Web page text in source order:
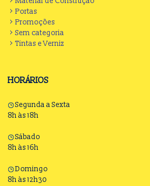
Portas
Promoções
Sem categoria
Tintas e Verniz
HORÁRIOS
Segunda a Sexta
8h às 18h
Sábado
8h às 16h
Domingo
8h às 12h30